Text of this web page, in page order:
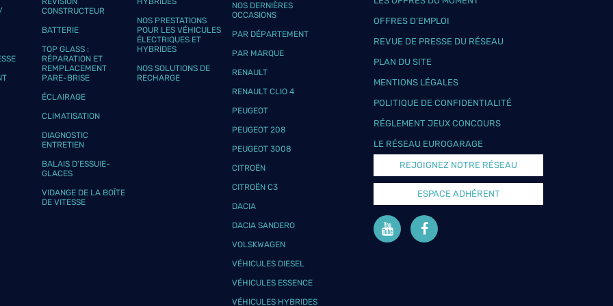
CONSTRUCTEUR
BATTERIE
TOP GLASS :
RÉPARATION ET
REMPLACEMENT
PARE-BRISE
ÉCLAIRAGE
CLIMATISATION
DIAGNOSTIC
ENTRETIEN
BALAIS D’ESSUIE-
GLACES
VIDANGE DE LA BOÎTE
DE VITESSE
NOS PRESTATIONS
POUR LES VÉHICULES
ÉLECTRIQUES ET
HYBRIDES
NOS SOLUTIONS DE
RECHARGE
NOS DERNIÈRES
OCCASIONS
PAR DÉPARTEMENT
PAR MARQUE
RENAULT
RENAULT CLIO 4
PEUGEOT
PEUGEOT 208
PEUGEOT 3008
CITROËN
CITROËN C3
DACIA
DACIA SANDERO
VOLSKWAGEN
VÉHICULES DIESEL
VÉHICULES ESSENCE
VÉHICULES HYBRIDES
OFFRES D’EMPLOI
REVUE DE PRESSE DU RÉSEAU
PLAN DU SITE
MENTIONS LÉGALES
POLITIQUE DE CONFIDENTIALITÉ
RÉGLEMENT JEUX CONCOURS
LE RÉSEAU EUROGARAGE
REJOIGNEZ NOTRE RÉSEAU
ESPACE ADHÉRENT